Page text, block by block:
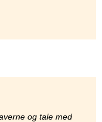
og tale med